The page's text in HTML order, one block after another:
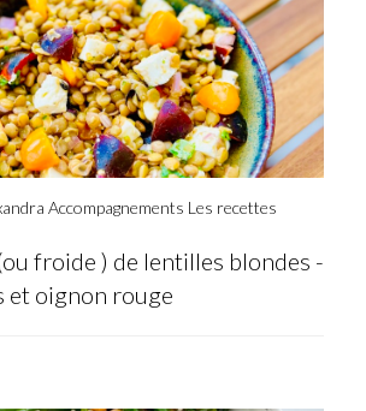
Accompagnements Les recettes
froide ) de lentilles blondes -
et oignon rouge